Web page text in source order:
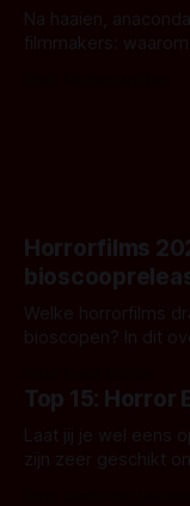
Na haaien,
filmmakers:
Horrorfilms
Welke horrorfilms
bioscopen? In dit
Top 15: Horror
Laat jij je wel eens
zijn zeer geschikt